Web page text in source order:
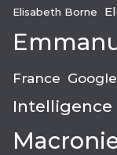
Elisabeth Borne
France Google